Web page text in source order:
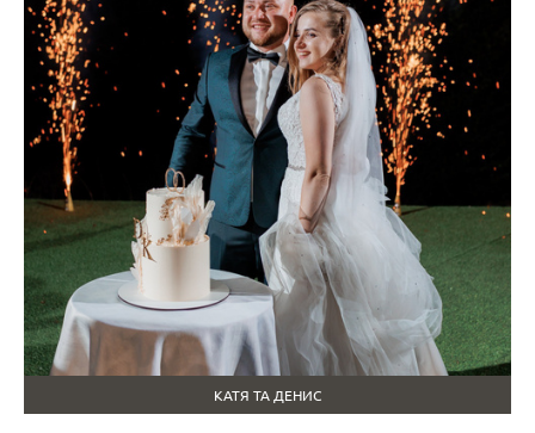
КАТЯ ТА ДЕНИС